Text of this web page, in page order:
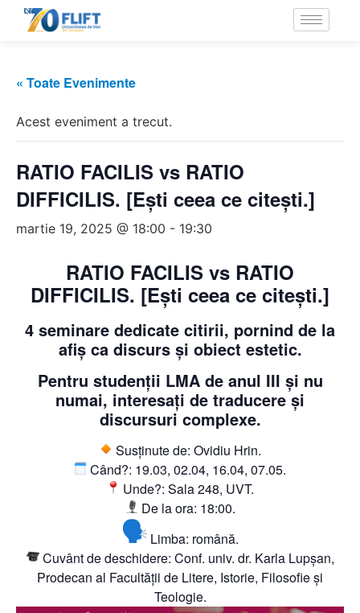
« Toate Evenimente
Acest eveniment a trecut.
RATIO FACILIS vs RATIO
DIFFICILIS. [Ești ceea ce citești.]
martie 19, 2025 @ 18:00 - 19:30
RATIO FACILIS vs RATIO
DIFFICILIS. [Ești ceea ce citești.]
4 seminare dedicate citirii, pornind de la
afiș ca discurs și obiect estetic.
Pentru studenții LMA de anul III și nu
numai, interesați de traducere și
discursuri complexe.
Susținute de: Ovidiu Hrin.
Când?: 19.03, 02.04, 16.04, 07.05.
Unde?: Sala 248, UVT.
De la ora: 18:00.
Limba: română.
Cuvânt de deschidere: Conf. univ. dr. Karla Lupșan,
Prodecan al Facultății de Litere, Istorie, Filosofie și
Teologie.